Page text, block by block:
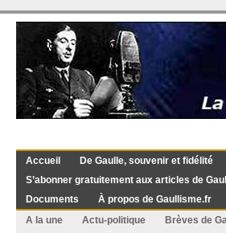
Accueil De Gaulle, souvenir et fidélité
S’abonner gratuitement aux articles de
Documents
À propos de Gaullisme.fr
A la une
Actu-politique Brèves de